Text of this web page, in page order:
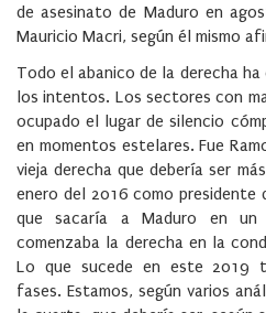
de asesinato de Maduro en
Mauricio Macri, según él mismo
Todo el abanico de la derecha
los intentos. Los sectores con
ocupado el lugar de silencio
en momentos estelares. Fue
vieja derecha que debería ser
enero del 2016 como presidente
que sacaría a Maduro en un
comenzaba la derecha en la
Lo que sucede en este 2019
fases. Estamos, según varios